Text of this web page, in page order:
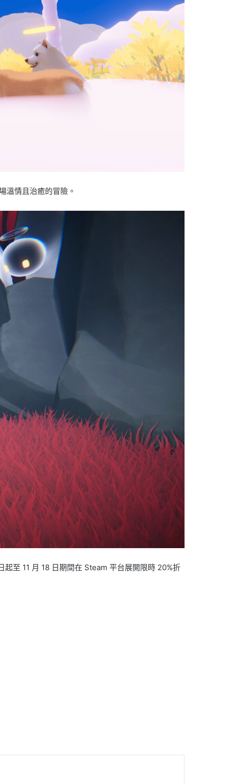
溫情且治癒的冒險。
至 11 月 18 日期間在 Steam 平台展開限時 20%折